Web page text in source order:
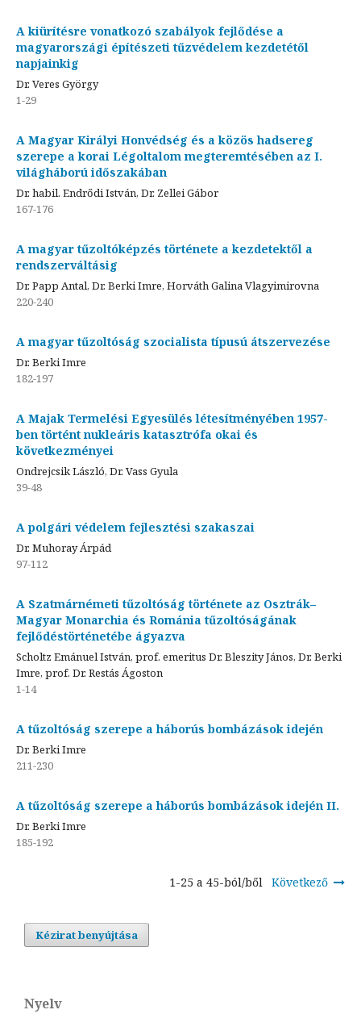
A kiürítésre vonatkozó szabályok fejlődése a
magyarországi építészeti tűzvédelem kezdetétől
napjainkig
Dr. Veres György
1-29
A Magyar Királyi Honvédség és a közös hadsereg
szerepe a korai Légoltalom megteremtésében az I.
világháború időszakában
Dr. habil. Endrődi István, Dr. Zellei Gábor
167-176
A magyar tűzoltóképzés története a kezdetektől a
rendszerváltásig
Dr. Papp Antal, Dr. Berki Imre, Horváth Galina Vlagyimirovna
220-240
A magyar tűzoltóság szocialista típusú átszervezése
Dr. Berki Imre
182-197
A Majak Termelési Egyesülés létesítményében 1957-
ben történt nukleáris katasztrófa okai és
következményei
Ondrejcsik László, Dr. Vass Gyula
39-48
A polgári védelem fejlesztési szakaszai
Dr. Muhoray Árpád
97-112
A Szatmárnémeti tűzoltóság története az Osztrák–
Magyar Monarchia és Románia tűzoltóságának
fejlődéstörténetébe ágyazva
Scholtz Emánuel István, prof. emeritus Dr. Bleszity János, Dr. Berki
Imre, prof. Dr. Restás Ágoston
1-14
A tűzoltóság szerepe a háborús bombázások idején
Dr. Berki Imre
211-230
A tűzoltóság szerepe a háborús bombázások idején II.
Dr. Berki Imre
185-192
1-25 a 45-ból/ből Következő
Kézirat benyújtása
Nyelv